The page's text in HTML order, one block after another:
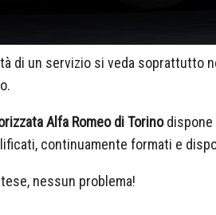
di un servizio si veda
Alfa Romeo di Torinodispone
continuamente formati e
nessun problema!